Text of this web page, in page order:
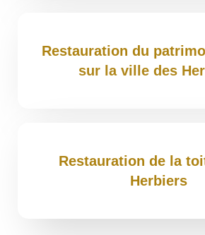
Restauration du
sur la ville des
Restauration de la
Herbiers